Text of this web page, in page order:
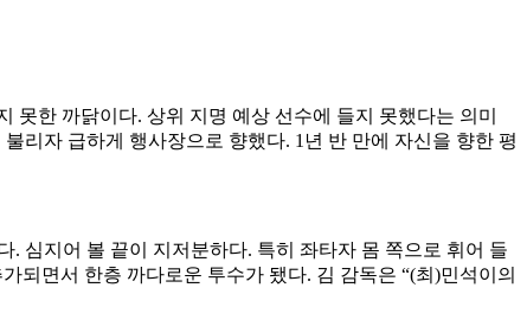
못한 까닭이다. 상위 지명 예상 선수에 들지 못했다는 의미
리자 급하게 행사장으로 향했다. 1년 반 만에 자신을 향한 평
심지어 볼 끝이 지저분하다. 특히 좌타자 몸 쪽으로 휘어 들
되면서 한층 까다로운 투수가 됐다. 김 감독은 “(최)민석이의